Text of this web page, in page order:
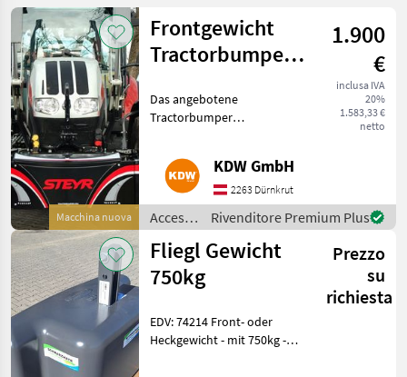
Macchina nuova
Frontgewicht
Tractorbumper
1.900
€
inclusa IVA
20%
1.583,33 €
netto
Das angebotene
Tractorbumper
folgende Ausstattung: +
90kg Gewicht mit
integrierter versperrbaren
Staubox mit ca.50l Fassun
KDW GmbH
2263 Dürnkrut
Accessori
per
trattore
/
TractorBumper
Rivenditore Premium Plus
Fliegl Gewicht
750kg
Prezzo
su
richiesta
EDV: 74214 Front- oder
Heckgewicht - mit 750kg -